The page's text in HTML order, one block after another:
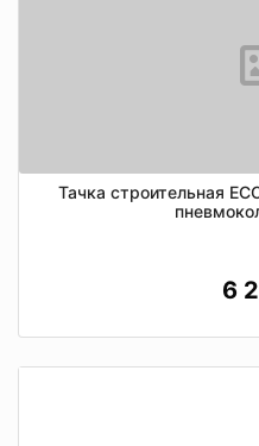
Тачка строительная
6